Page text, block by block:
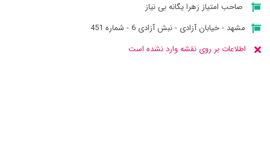
صاحب امتیاز زهرا یگانه بی نیاز
مشهد - خیابان آزادی - نبش آزادی 6 - شماره 451
اطلاعات بر روی نقشه وارد نشده است